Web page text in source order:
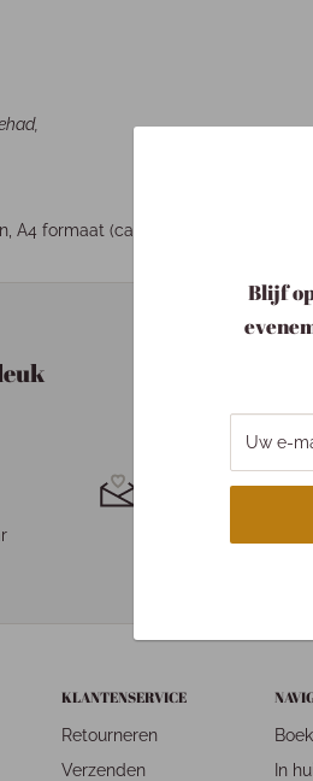
Blijf
Uw e-
formaat (ca 21x28cm).
Jouw pakketje LUV
KLANTENSERVICE
Retourneren
Verzenden
In